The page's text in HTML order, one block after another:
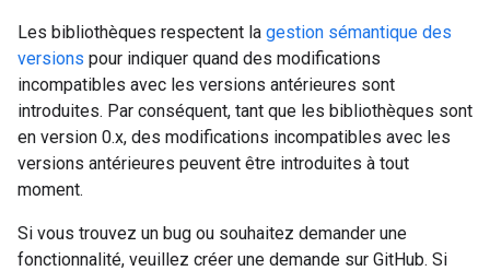
Les bibliothèques respectent la gestion sémantique des
versions pour indiquer quand des modifications
incompatibles avec les versions antérieures sont
introduites. Par conséquent, tant que les bibliothèques sont
en version 0.x, des modifications incompatibles avec les
versions antérieures peuvent être introduites à tout
moment.
Si vous trouvez un bug ou souhaitez demander une
fonctionnalité, veuillez créer une demande sur GitHub. Si